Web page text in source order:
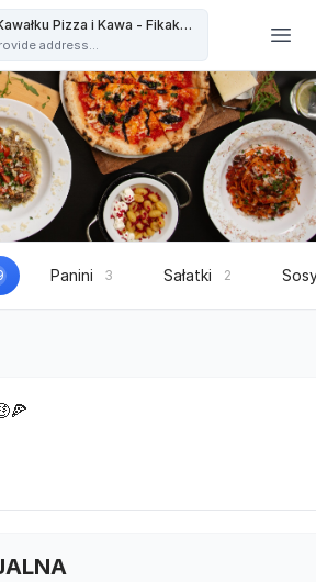
Po Kawałku Pizza i Kawa - Fikakowo
address...
Panini 3 Sałatki 2